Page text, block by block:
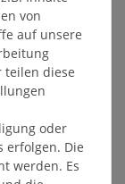
Versandkosten
Metall -
Versandkosten
von
auf unsere
teilen diese
oder
erfolgen. Die
werden. Es